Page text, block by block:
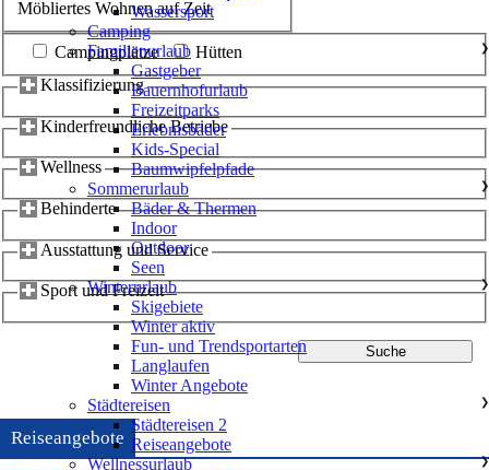
Möbliertes Wohnen auf Zeit
Campingplätze
Hütten
Klassifizierung
Kinderfreundliche Betriebe
Wellness
Behinderte
Ausstattung und Service
Sport und Freizeit
Reiseangebote
Wassersport
Camping
Familienurlaub
❯
Gastgeber
Bauernhofurlaub
Freizeitparks
Erlebnisbäder
Kids-Special
Baumwipfelpfade
Sommerurlaub
❯
Bäder & Thermen
Indoor
Outdoor
Seen
Winterurlaub
❯
Skigebiete
Winter aktiv
Fun- und Trendsportarten
Langlaufen
Winter Angebote
Städtereisen
❯
Städtereisen 2
Reiseangebote
Wellnessurlaub
❯